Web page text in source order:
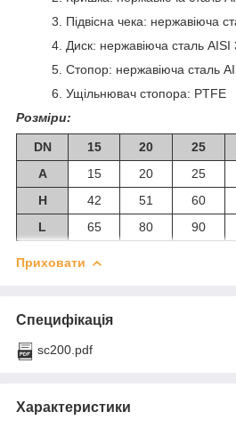
3. Підвісна чека: нержавіюча
4. Диск: нержавіюча сталь AISI
5. Стопор: нержавіюча сталь
6. Ущільнювач стопора: PTFE
Розміри:
DN 15 20 25
А
15 20 25
Н
42 51 60
L
65 80 90
Приховати
Специфікація
sc200.pdf
Характеристики